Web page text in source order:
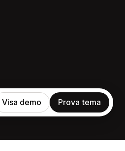
Visa demo Prova tema